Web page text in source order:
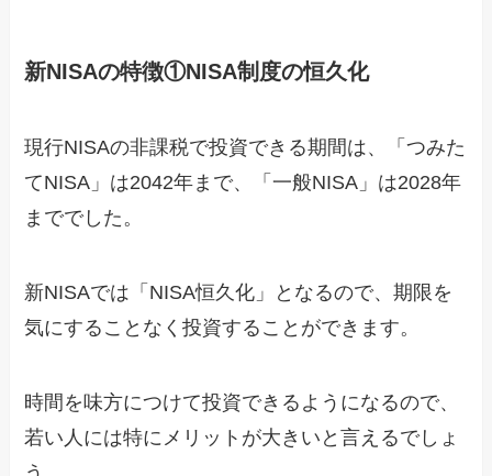
新NISAの特徴①NISA制度の恒久化
現行NISAの非課税で投資できる期間は、「つみた
てNISA」は2042年まで、「一般NISA」は2028年
まででした。
新NISAでは「NISA恒久化」となるので、期限を
気にすることなく投資することができます。
時間を味方につけて投資できるようになるので、
若い人には特にメリットが大きいと言えるでしょ